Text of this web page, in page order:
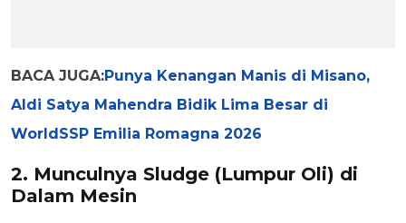
BACA JUGA:Punya Kenangan Manis di Misano,
Aldi Satya Mahendra Bidik Lima Besar di
WorldSSP Emilia Romagna 2026
2. Munculnya Sludge (Lumpur Oli) di
Dalam Mesin